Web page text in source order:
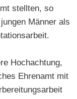
stellten, so
Männer als
Hochachtung,
Ehrenamt mit